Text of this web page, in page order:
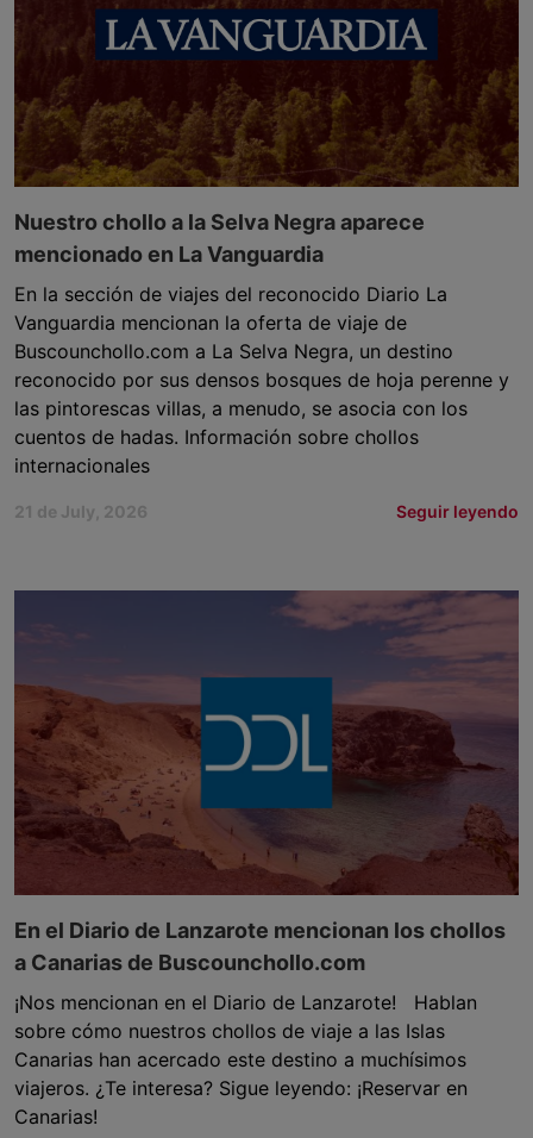
Nuestro chollo a la Selva Negra aparece
mencionado en La Vanguardia
En la sección de viajes del reconocido Diario La
Vanguardia mencionan la oferta de viaje de
Buscounchollo.com a La Selva Negra, un destino
reconocido por sus densos bosques de hoja perenne y
las pintorescas villas, a menudo, se asocia con los
cuentos de hadas. Información sobre chollos
internacionales
21 de July, 2026 Seguir leyendo
En el Diario de Lanzarote mencionan los chollos
a Canarias de Buscounchollo.com
¡Nos mencionan en el Diario de Lanzarote! Hablan
sobre cómo nuestros chollos de viaje a las Islas
Canarias han acercado este destino a muchísimos
viajeros. ¿Te interesa? Sigue leyendo: ¡Reservar en
Canarias!